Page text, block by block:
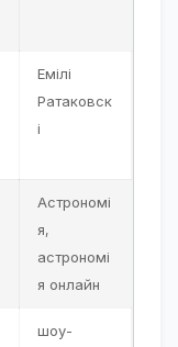
Емілі
Ратаковск
і
Астрономі
я,
астрономі
я онлайн
шоу-